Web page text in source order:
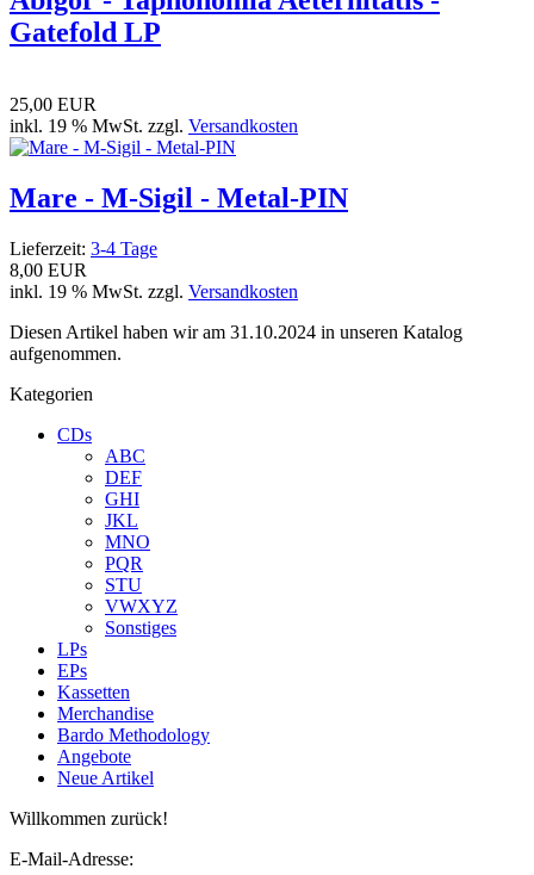
Gatefold LP
25,00 EUR
inkl. 19 % MwSt. zzgl. Versandkosten
Mare - M-Sigil - Metal-PIN
Lieferzeit: 3-4 Tage
8,00 EUR
inkl. 19 % MwSt. zzgl. Versandkosten
Diesen Artikel haben wir am 31.10.2024 in unseren Katalog
aufgenommen.
Kategorien
CDs
ABC
DEF
GHI
JKL
MNO
PQR
STU
VWXYZ
Sonstiges
LPs
EPs
Kassetten
Merchandise
Bardo Methodology
Angebote
Neue Artikel
Willkommen zurück!
E-Mail-Adresse: